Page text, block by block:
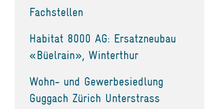
Fachstellen
Habitat 8000 AG: Ersatzneubau
«Büelrain», Winterthur
Wohn- und Gewerbesiedlung
Guggach Zürich Unterstrass